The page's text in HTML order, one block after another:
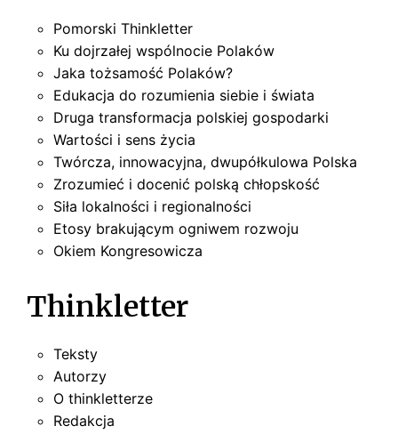
Pomorski Thinkletter
Ku dojrzałej wspólnocie Polaków
Jaka tożsamość Polaków?
Edukacja do rozumienia siebie i świata
Druga transformacja polskiej gospodarki
Wartości i sens życia
Twórcza, innowacyjna, dwupółkulowa Polska
Zrozumieć i docenić polską chłopskość
Siła lokalności i regionalności
Etosy brakującym ogniwem rozwoju
Okiem Kongresowicza
Thinkletter
Teksty
Autorzy
O thinkletterze
Redakcja